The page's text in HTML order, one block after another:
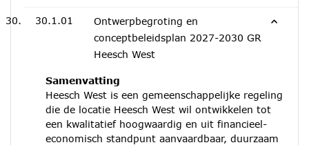
30.1.01
Ontwerpbegroting en
conceptbeleidsplan 2027-2030 GR
Heesch West
Samenvatting
Heesch West is een gemeenschappelijke regeling
die de locatie Heesch West wil ontwikkelen tot
een kwalitatief hoogwaardig en uit financieel-
economisch standpunt aanvaardbaar, duurzaam